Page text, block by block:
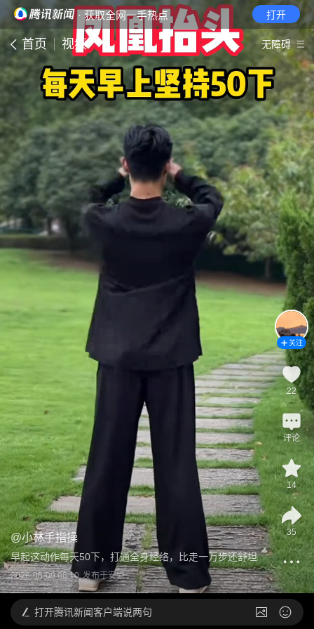
· 获取全网一手热点 打开
首页 视频 无障碍
@小林手指操
早起这动作每天50下，打通全身经络，比走一万步还舒坦
2026-05-09 06:10 发布于安徽
关注
22
评论
14
35
打开腾讯新闻客户端说两句